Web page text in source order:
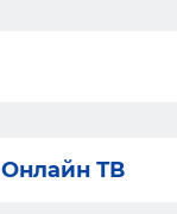
Онлайн ТВ